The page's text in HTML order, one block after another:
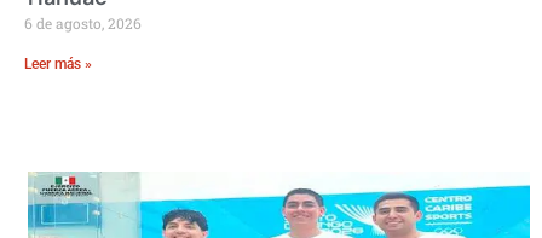
6 de agosto, 2026
Leer más »